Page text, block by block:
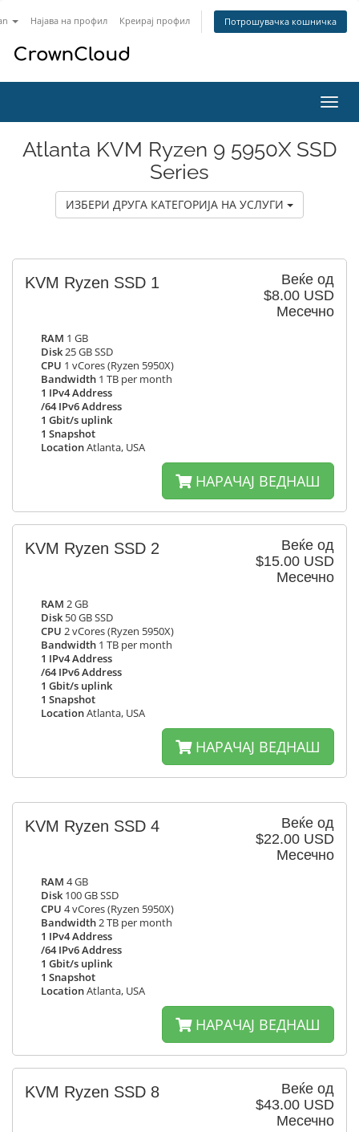
Најава на профил Креирај профил Потрошувачка кошничка
ја
Atlanta KVM Ryzen 9 5950X SSD
Series
ИЗБЕРИ ДРУГА КАТЕГОРИЈА НА УСЛУГИ
Веќе од
$8.00 USD
Месечно
KVM Ryzen SSD 1
RAM 1 GB
Disk25 GB SSD
CPU 1 vCores (Ryzen 5950X)
Bandwidth 1 TB per month
1 IPv4 Address
/64 IPv6 Address
1 Gbit/s uplink
1 Snapshot
LocationAtlanta, USA
НАРАЧАЈ ВЕДНАШ
Веќе од
$15.00 USD
Месечно
KVM Ryzen SSD 2
RAM 2 GB
Disk 50 GB SSD
CPU 2 vCores (Ryzen 5950X)
Bandwidth 1 TB per month
1 IPv4 Address
/64 IPv6 Address
1 Gbit/s uplink
1 Snapshot
LocationAtlanta, USA
НАРАЧАЈ ВЕДНАШ
Веќе од
$22.00 USD
Месечно
KVM Ryzen SSD 4
RAM 4 GB
Disk 100 GB SSD
CPU 4 vCores (Ryzen 5950X)
Bandwidth2 TB per month
1 IPv4 Address
/64 IPv6 Address
1 Gbit/s uplink
1 Snapshot
LocationAtlanta, USA
НАРАЧАЈ ВЕДНАШ
Веќе од
$43.00 USD
Месечно
KVM Ryzen SSD 8